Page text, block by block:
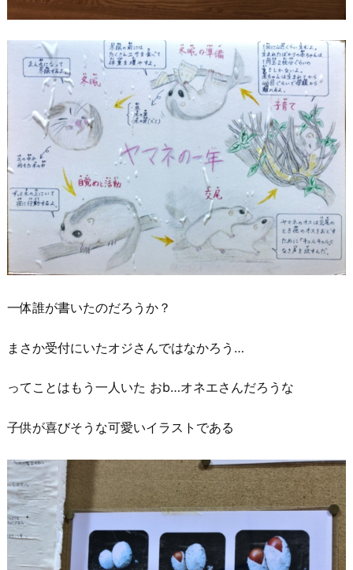
一体誰が書いたのだろうか？
まさか受付にいたオジさんではなかろう…
ってことはもう一人いた おb…オネエさんだろうな
子供が喜びそうな可愛いイラストである